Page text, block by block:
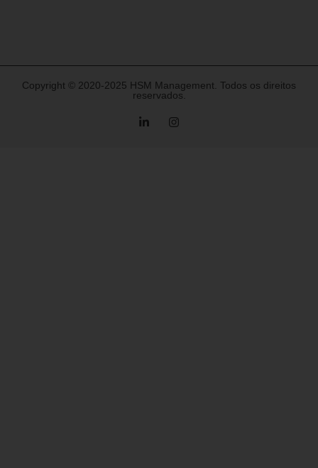
Copyright © 2020-2025 HSM Management. Todos os direitos
reservados.